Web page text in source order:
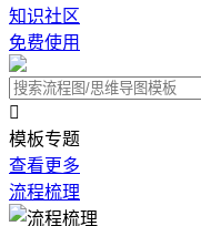
知识社区
免费使用

模板专题
查看更多
流程梳理